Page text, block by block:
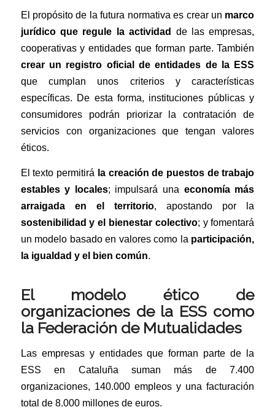
El propósito de la futura normativa es crear un marco
jurídico que regule la actividad
de las empresas,
cooperativas y entidades que forman parte. También
crear un registro oficial de entidades de la ESS
que cumplan unos criterios y características
específicas. De esta forma, instituciones públicas y
consumidores podrán priorizar la contratación de
servicios con organizaciones que tengan valores
éticos.
El texto permitirá la creación de puestos de trabajo
estables y locales; impulsará una economía más
arraigada en el territorio, apostando por la
sostenibilidad y el bienestar colectivo; y fomentará
un modelo basado en valores como la participación,
la igualdad y el bien común.
El modelo ético de
organizaciones de la ESS como
la Federación de Mutualidades
Las empresas y entidades que forman parte de la
ESS en Cataluña suman más de 7.400
organizaciones, 140.000 empleos y una facturación
total de 8.000 millones de euros.